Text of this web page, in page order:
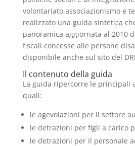
volontariato,associazionismo e
realizzato una guida sintetica
panoramica aggiornata al 2010
fiscali concesse alle persone
disponibile anche sul sito del
Il contenuto della guida
La guida ripercorre le principali
quali:
le agevolazioni per il settore
le detrazioni per figli a carico
le detrazioni per il personale